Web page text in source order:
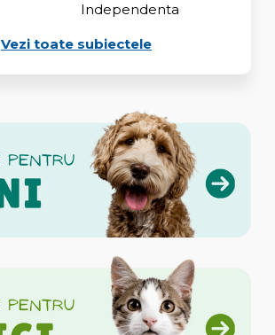
Independenta
Vezi toate subiectele